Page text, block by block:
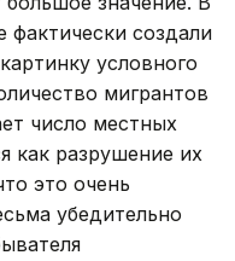
фактически создали
условного
мигрантов
число местных
как разрушение их
это очень
убедительно